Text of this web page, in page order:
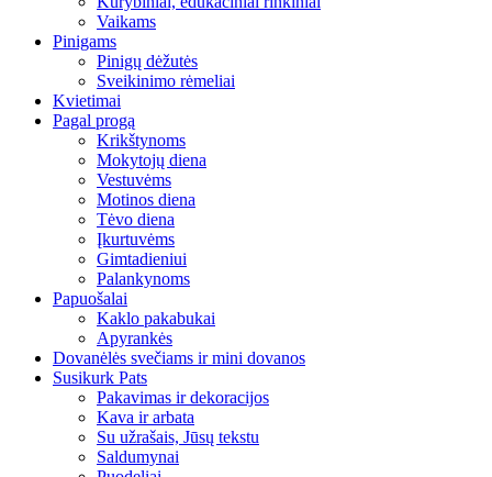
Vaikams
Pinigams
Pinigų dėžutės
Sveikinimo rėmeliai
Kvietimai
Pagal progą
Krikštynoms
Mokytojų diena
Vestuvėms
Motinos diena
Tėvo diena
Įkurtuvėms
Gimtadieniui
Palankynoms
Papuošalai
Kaklo pakabukai
Apyrankės
Dovanėlės svečiams ir mini dovanos
Susikurk Pats
Pakavimas ir dekoracijos
Kava ir arbata
Su užrašais, Jūsų tekstu
Saldumynai